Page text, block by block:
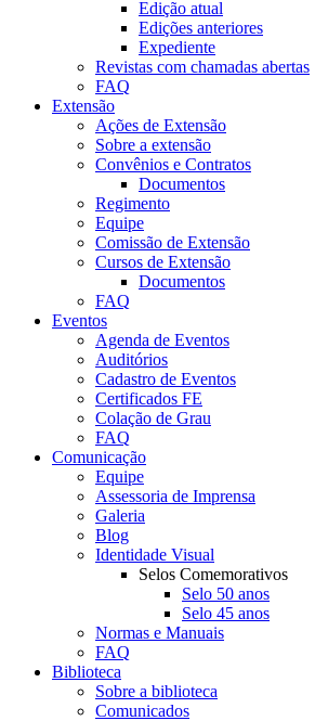
Edição atual
Edições anteriores
Expediente
Revistas com chamadas abertas
FAQ
Extensão
Ações de Extensão
Sobre a extensão
Convênios e Contratos
Documentos
Regimento
Equipe
Comissão de Extensão
Cursos de Extensão
Documentos
FAQ
Eventos
Agenda de Eventos
Auditórios
Cadastro de Eventos
Certificados FE
Colação de Grau
FAQ
Comunicação
Equipe
Assessoria de Imprensa
Galeria
Blog
Identidade Visual
Selos Comemorativos
Selo 50 anos
Selo 45 anos
Normas e Manuais
FAQ
Biblioteca
Sobre a biblioteca
Comunicados